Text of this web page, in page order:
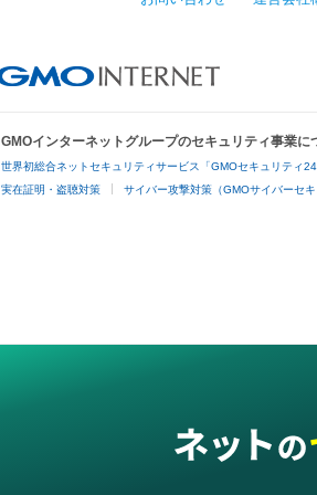
GMOインターネットグループのセキュリティ事業に
世界初総合ネットセキュリティサービス「GMOセキュリティ24
実在証明・盗聴対策 サイバー攻撃対策（GMOサイバーセキ